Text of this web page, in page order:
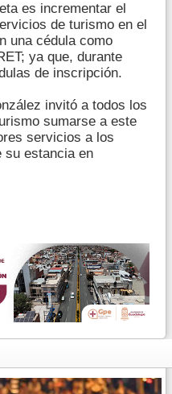
es incrementar el
de turismo en el
una cédula como
ya que, durante
de inscripción.
invitó a todos los
sumarse a este
servicios a los
su estancia en